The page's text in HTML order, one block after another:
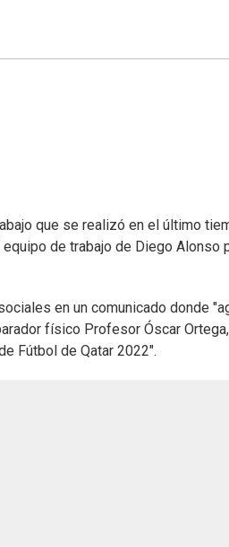
que se realizó en el último
equipo de trabajo de Diego Alonso
en un comunicado donde
físico Profesor Óscar
Fútbol de Qatar 2022".